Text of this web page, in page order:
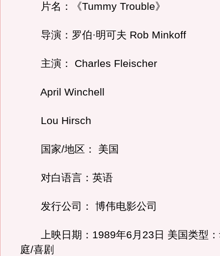
片名：《Tummy Trouble》
导演：罗伯·明可夫 Rob Minkoff
主演： Charles Fleischer
April Winchell
Lou Hirsch
国家/地区： 美国
对白语言：英语
发行公司： 博伟电影公司
上映日期：1989年6月23日 美国类型：
庭/喜剧